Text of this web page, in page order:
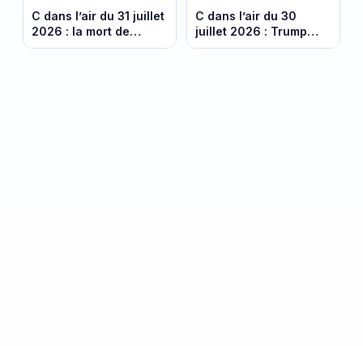
C dans l’air du 31 juillet
2026 : la mort de
Daniel Siad relance les
C dans l’air du 30
juillet 2026 : Trump
durcit le ton face à